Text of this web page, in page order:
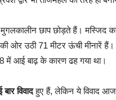
छाप छोड़ते हैं। मस्जिद
ओर उठी 71 मीटर ऊंची मीनारें हैं।
में आई बाढ़ के कारण ढह गया था।
विवादहुए हैं, लेकिन ये विवाद